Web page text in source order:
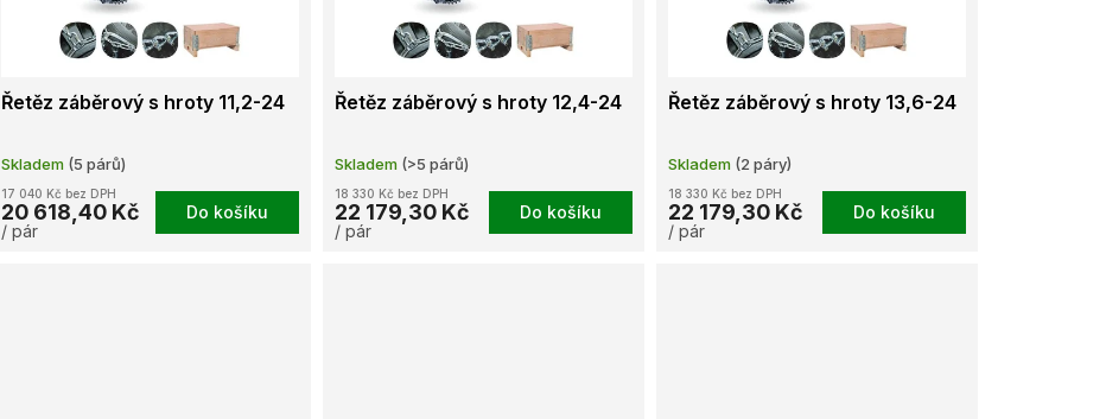
Řetěz záběrový s hroty 11,2-24
Skladem (5 párů)
17 040 Kč bez DPH
20 618,40 Kč
/ pár
Do košíku
Řetěz záběrový s hroty 12,4-24
Skladem (>5 párů)
18 330 Kč bez DPH
22 179,30 Kč
/ pár
Do košíku
Řetěz záběrový s hroty 13,6-24
Skladem (2 páry)
18 330 Kč bez DPH
22 179,30 Kč
/ pár
Do košíku